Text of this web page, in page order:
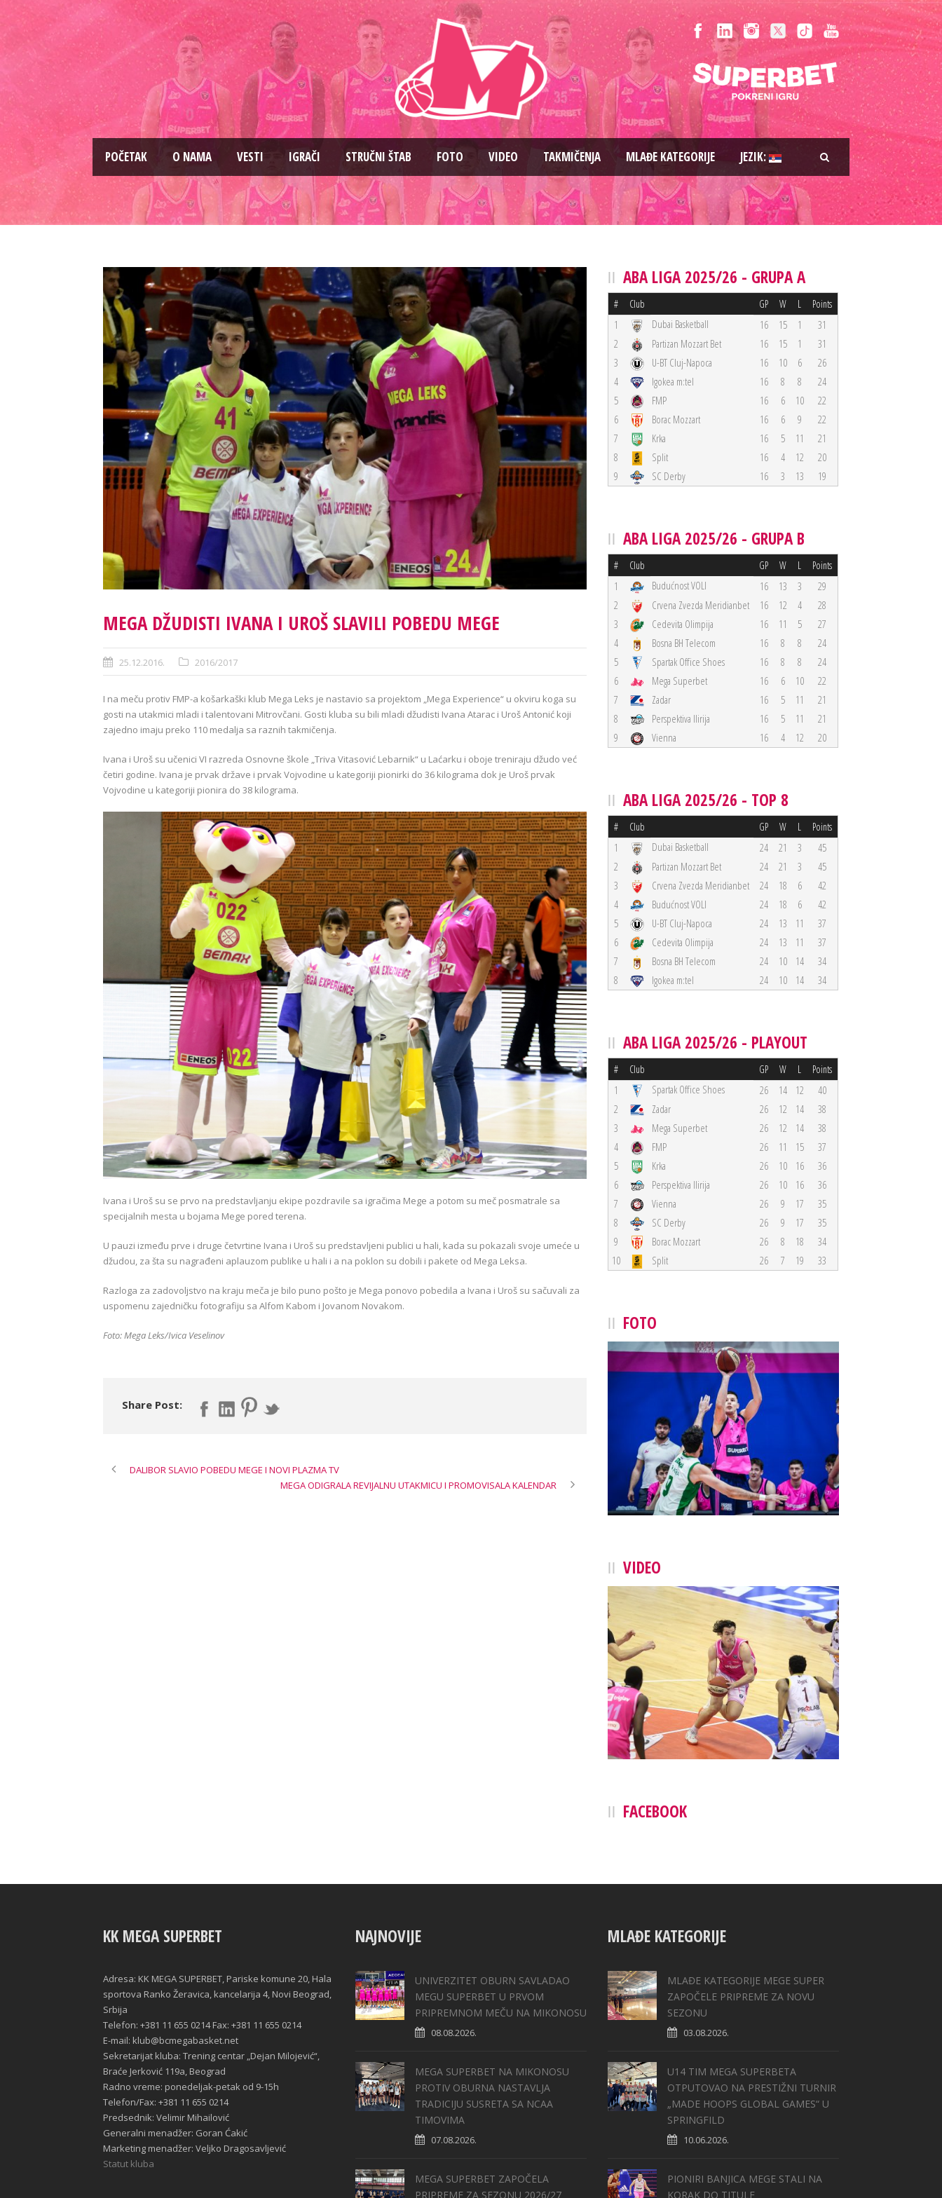
PОČETAK O NAMA VESTI IGRAČI STRUČNI ŠTAB FOTO VIDEO TAKMIČENJA MLAĐE KATEGORIJE JEZIK:
MEGA DŽUDISTI IVANA I UROŠ SLAVILI POBEDU MEGE
25.12.2016. 2016/2017
I na meču protiv FMP-a košarkaški klub Mega Leks je nastavio sa projektom „Mega Experience“ u okviru koga su
gosti na utakmici mladi i talentovani Mitrovčani. Gosti kluba su bili mladi džudisti Ivana Atarac i Uroš Antonić koji
zajedno imaju preko 110 medalja sa raznih takmičenja.
Ivana i Uroš su učenici VI razreda Osnovne škole „Triva Vitasović Lebarnik“ u Laćarku i oboje treniraju džudo već
četiri godine. Ivana je prvak države i prvak Vojvodine u kategoriji pionirki do 36 kilograma dok je Uroš prvak
Vojvodine u kategoriji pionira do 38 kilograma.
Ivana i Uroš su se prvo na predstavljanju ekipe pozdravile sa igračima Mege a potom su meč posmatrale sa
specijalnih mesta u bojama Mege pored terena.
U pauzi između prve i druge četvrtine Ivana i Uroš su predstavljeni publici u hali, kada su pokazali svoje umeće u
džudou, za šta su nagrađeni aplauzom publike u hali i a na poklon su dobili i pakete od Mega Leksa.
Razloga za zadovoljstvo na kraju meča je bilo puno pošto je Mega ponovo pobedila a Ivana i Uroš su sačuvali za
uspomenu zajedničku fotografiju sa Alfom Kabom i Jovanom Novakom.
Foto: Mega Leks/Ivica Veselinov
Share Post:
DALIBOR SLAVIO POBEDU MEGE I NOVI PLAZMA TV
MEGA ODIGRALA REVIJALNU UTAKMICU I PROMOVISALA KALENDAR
ABA LIGA 2025/26 - GRUPA A
# Club GP W L Points
1 Dubai Basketball 16 15 1
31
2
Partizan Mozzart Bet 16 15 1
31
3
U-BT Cluj-Napoca 16 10 6
26
4
Igokea m:tel 16 8 8
24
5
FMP 16 6 10
22
6
Borac Mozzart 16 6 9
22
7
Krka 16 5 11
21
8
Split 16 4 12
20
9
SC Derby 16 3 13 19
ABA LIGA 2025/26 - GRUPA B
# Club GP W L Points
1 Budućnost VOLI 16 13 3
29
2
Crvena Zvezda Meridianbet 16 12 4
28
3
Cedevita Olimpija 16 11 5
27
4
Bosna BH Telecom 16 8 8
24
5
Spartak Office Shoes 16 8 8
24
6
Mega Superbet 16 6 10
22
7
Zadar 16 5 11
21
8
Perspektiva Ilirija 16 5 11
21
9
Vienna 16 4 12 20
ABA LIGA 2025/26 - TOP 8
# Club GP W L Points
1 Dubai Basketball 24 21 3
45
2
Partizan Mozzart Bet 24 21 3
45
3
Crvena Zvezda Meridianbet 24 18 6
42
4
Budućnost VOLI 24 18 6
42
5
U-BT Cluj-Napoca 24 13 11
37
6
Cedevita Olimpija 24 13 11
37
7
Bosna BH Telecom 24 10 14
34
8
Igokea m:tel 24 10 14 34
ABA LIGA 2025/26 - PLAYOUT
# Club GP W L Points
1 Spartak Office Shoes 26 14 12
40
2
Zadar 26 12 14
38
3
Mega Superbet 26 12 14
38
4
FMP 26 11 15
37
5
Krka 26 10 16
36
6
Perspektiva Ilirija 26 10 16
36
7
Vienna 26 9 17
35
8
SC Derby 26 9 17
35
9
Borac Mozzart 26 8 18
34
10
Split 26 7 19 33
FOTO
VIDEO
FACEBOOK
KK MEGA SUPERBET
Adresa: KK MEGA SUPERBET, Pariske komune 20, Hala
sportova Ranko Žeravica, kancelarija 4, Novi Beograd,
Srbija
Telefon: +381 11 655 0214 Fax: +381 11 655 0214
E-mail: klub@bcmegabasket.net
Sekretarijat kluba: Trening centar „Dejan Milojević“,
Braće Jerković 119a, Beograd
Radno vreme: ponedeljak-petak od 9-15h
Telefon/Fax: +381 11 655 0214
Predsednik: Velimir Mihailović
Generalni menadžer: Goran Ćakić
Marketing menadžer: Veljko Dragosavljević
Statut kluba
NAJNOVIJE
UNIVERZITET OBURN SAVLADAO
MEGU SUPERBET U PRVOM
PRIPREMNOM MEČU NA MIKONOSU
08.08.2026.
MEGA SUPERBET NA MIKONOSU
PROTIV OBURNA NASTAVLJA
TRADICIJU SUSRETA SA NCAA
TIMOVIMA
07.08.2026.
MEGA SUPERBET ZAPOČELA
PRIPREME ZA SEZONU 2026/27
MLAĐE KATEGORIJE
MLAĐE KATEGORIJE MEGE SUPER
ZAPOČELE PRIPREME ZA NOVU
SEZONU
03.08.2026.
U14 TIM MEGA SUPERBETA
OTPUTOVAO NA PRESTIŽNI TURNIR
„MADE HOOPS GLOBAL GAMES“ U
SPRINGFILD
10.06.2026.
PIONIRI BANJICA MEGE STALI NA
KORAK DO TITULE